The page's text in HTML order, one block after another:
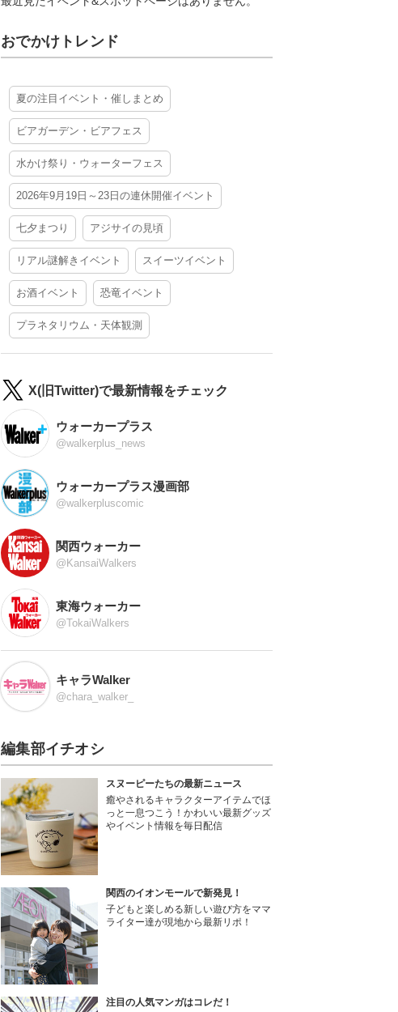
おでかけトレンド
夏の注目イベント・催しまとめ
ビアガーデン・ビアフェス
水かけ祭り・ウォーターフェス
2026年9月19日～23日の連休開催イベント
七夕まつり アジサイの見頃
リアル謎解きイベント スイーツイベント
お酒イベント 恐竜イベント
プラネタリウム・天体観測
X(旧Twitter)で最新情報をチェック
ウォーカープラス
@walkerplus_news
ウォーカープラス漫画部
@walkerpluscomic
関西ウォーカー
@KansaiWalkers
東海ウォーカー
@TokaiWalkers
キャラWalker
@chara_walker_
編集部イチオシ
スヌーピーたちの最新ニュース
癒やされるキャラクターアイテムでほ
っと一息つこう！かわいい最新グッズ
やイベント情報を毎日配信
関西のイオンモールで新発見！
子どもと楽しめる新しい遊び方をママ
ライター達が現地から最新リポ！
注目の人気マンガはコレだ！